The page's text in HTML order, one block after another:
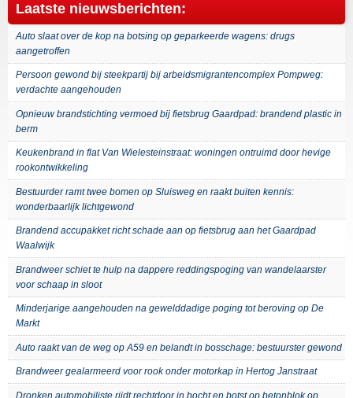
Laatste nieuwsberichten:
Auto slaat over de kop na botsing op geparkeerde wagens: drugs
aangetroffen
Persoon gewond bij steekpartij bij arbeidsmigrantencomplex Pompweg:
verdachte aangehouden
Opnieuw brandstichting vermoed bij fietsbrug Gaardpad: brandend plastic in
berm
Keukenbrand in flat Van Wielesteinstraat: woningen ontruimd door hevige
rookontwikkeling
Bestuurder ramt twee bomen op Sluisweg en raakt buiten kennis:
wonderbaarlijk lichtgewond
Brandend accupakket richt schade aan op fietsbrug aan het Gaardpad
Waalwijk
Brandweer schiet te hulp na dappere reddingspoging van wandelaarster
voor schaap in sloot
Minderjarige aangehouden na gewelddadige poging tot beroving op De
Markt
Auto raakt van de weg op A59 en belandt in bosschage: bestuurster gewond
Brandweer gealarmeerd voor rook onder motorkap in Hertog Janstraat